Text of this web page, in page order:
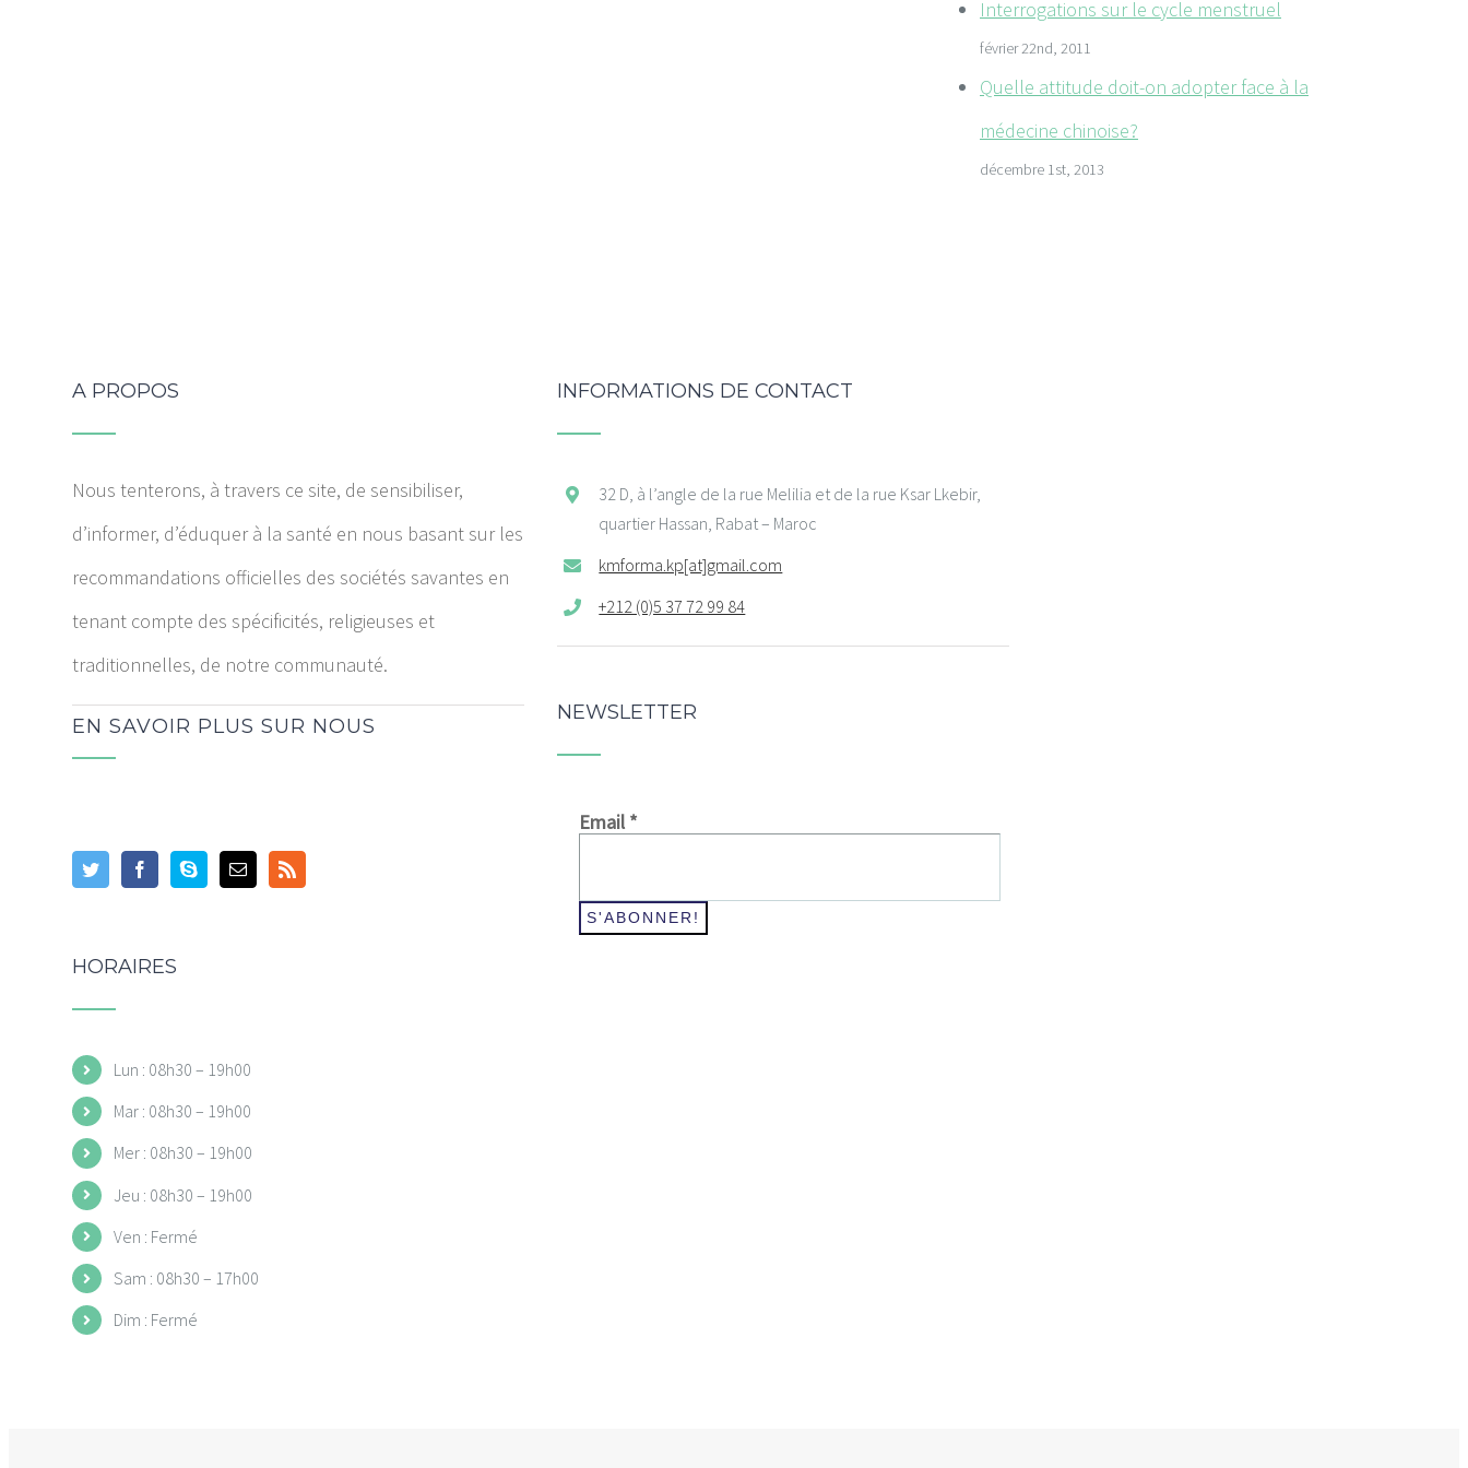
Interrogations sur le cycle menstruel
février 22nd, 2011
Quelle attitude doit-on adopter face à la
médecine chinoise?
décembre 1st, 2013
A PROPOS
Nous tenterons, à travers ce site, de sensibiliser,
d’informer, d’éduquer à la santé en nous basant sur les
recommandations officielles des sociétés savantes en
tenant compte des spécificités, religieuses et
traditionnelles, de notre communauté.
EN SAVOIR PLUS SUR NOUS
INFORMATIONS DE CONTACT
32 D, à l’angle de la rue Melilia et de la rue Ksar Lkebir,
quartier Hassan, Rabat – Maroc
kmforma.kp[at]gmail.com
+212 (0)5 37 72 99 84
NEWSLETTER
Email*
HORAIRES
Lun : 08h30 – 19h00
Mar : 08h30 – 19h00
Mer : 08h30 – 19h00
Jeu : 08h30 – 19h00
Ven : Fermé
Sam : 08h30 – 17h00
Dim : Fermé